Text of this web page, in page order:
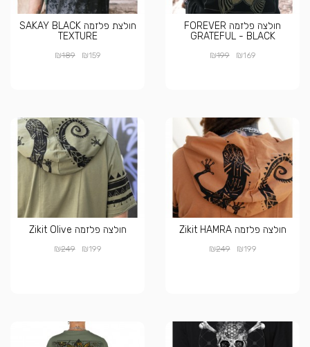
חולצה פלזמה FOREVER
GRATEFUL - BLACK
₪169
₪199
חולצת פלזמה SAKAY BLACK
TEXTURE
₪159
₪189
חולצה פלזמה Zikit HAMRA
₪199
₪249
חולצה פלזמה Zikit Olive
₪199
₪249